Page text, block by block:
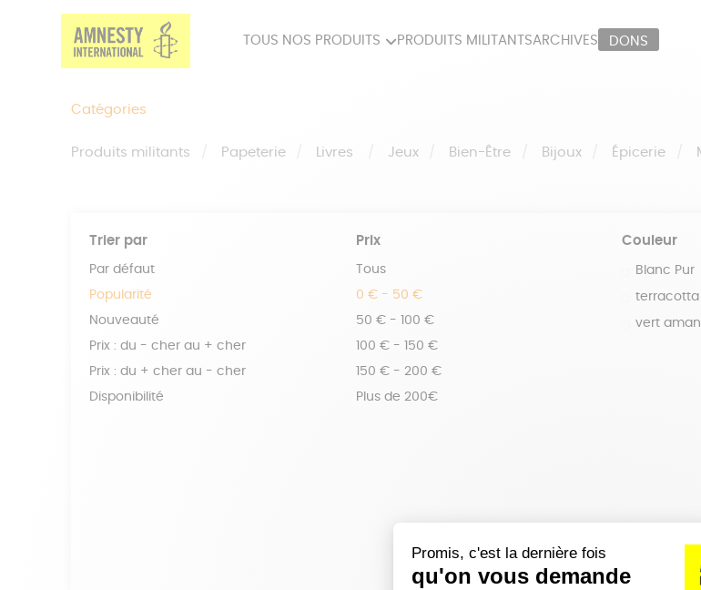
TOUS NOS PRODUITS PRODUITS MILITANTSARCHIVES DONS
Catégories
Produits militants Papeterie Livres Jeux Bien-Être Bijoux Épicerie
Trier par
Par défaut
Popularité
Nouveauté
Prix : du - cher au + cher
Prix : du + cher au - cher
Disponibilité
Prix
Tous
0 € - 50 €
50 € - 100 €
100 € - 150 €
150 € - 200 €
Plus de 200€
Couleur
Blanc Pur
terracotta
vert